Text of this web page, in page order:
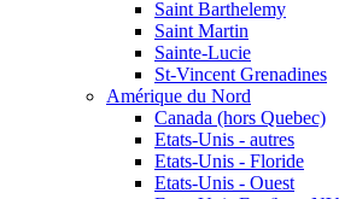
Saint Barthelemy
Saint Martin
Sainte-Lucie
St-Vincent Grenadines
Amérique du Nord
Canada (hors Quebec)
Etats-Unis - autres
Etats-Unis - Floride
Etats-Unis - Ouest